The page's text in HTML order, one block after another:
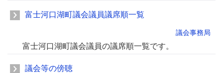
富士河口湖町議会議員議席順一覧
議会事務局
富士河口湖町議会議員の議席順一覧です。
議会等の傍聴